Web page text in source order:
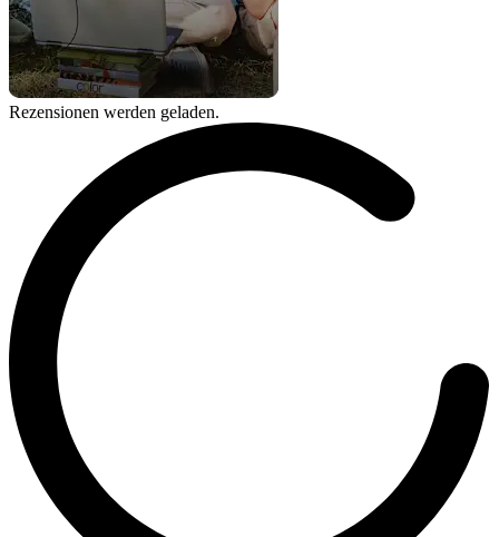
Rezensionen werden geladen.